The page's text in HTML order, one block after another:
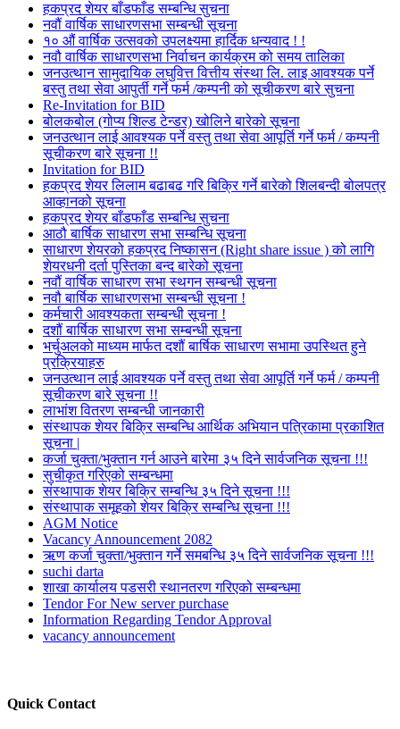
हकप्रद शेयर बाँडफाँड सम्बन्धि सुचना
नवौं वार्षिक साधारणसभा सम्बन्धी सूचना
१० औं वार्षिक उत्सवको उपलक्ष्यमा हार्दिक धन्यवाद ! !
नवौ वार्षिक साधारणसभा निर्वाचन कार्यक्रम को समय तालिका
जनउत्थान सामुदायिक लघुवित्त वित्तीय संस्था लि. लाइ आवश्यक पर्ने
बस्तु तथा सेवा आपुर्ती गर्ने फर्म /कम्पनी को सूचीकरण बारे सुचना
Re-Invitation for BID
बोलकबोल (गोप्य शिल्ड टेन्डर) खोलिने बारेको सूचना
जनउत्थान लाई आवश्यक पर्ने वस्तु तथा सेवा आपूर्ति गर्ने फर्म / कम्पनी
सूचीकरण बारे सूचना !!
Invitation for BID
हकप्रद शेयर लिलाम बढाबढ गरि बिक्रि गर्ने बारेको शिलबन्दी बोलपत्र
आव्हानको सूचना
हकप्रद शेयर बाँडफाँड सम्बन्धि सुचना
आठौ बार्षिक साधारण सभा सम्बन्धि सूचना
साधारण शेयरको हकप्रद निष्कासन (Right share issue ) को लागि
शेयरधनी दर्ता पुस्तिका बन्द बारेको सूचना
नवौं वार्षिक साधारण सभा स्थगन सम्बन्धी सूचना
नवौ बार्षिक साधारणसभा सम्बन्धी सूचना !
कर्मचारी आवश्यकता सम्बन्धी सूचना !
दशौं बार्षिक साधारण सभा सम्बन्धी सूचना
भर्चुअलको माध्यम मार्फत दशौं बार्षिक साधारण सभामा उपस्थित हुने
प्रक्रियाहरु
जनउत्थान लाई आवश्यक पर्ने वस्तु तथा सेवा आपूर्ति गर्ने फर्म / कम्पनी
सूचीकरण बारे सूचना !!
लाभांश वितरण सम्बन्धी जानकारी
संस्थापक शेयर बिक्रि सम्बन्धि आर्थिक अभियान पत्रिकामा प्रकाशित
सूचना |
कर्जा चुक्ता/भुक्तान गर्न आउने बारेमा ३५ दिने सार्वजनिक सूचना !!!
सुचीकृत गरिएको सम्बन्धमा
संस्थापाक शेयर बिक्रि सम्बन्धि ३५ दिने सूचना !!!
संस्थापाक समूहको शेयर बिक्रि सम्बन्धि सूचना !!!
AGM Notice
Vacancy Announcement 2082
ऋण कर्जा चुक्ता/भुक्तान गर्ने समबन्धि ३५ दिने सार्वजनिक सूचना !!!
suchi darta
शाखा कार्यालय पडसरी स्थानतरण गरिएको सम्बन्धमा
Tendor For New server purchase
Information Regarding Tendor Approval
vacancy announcement
Quick Contact